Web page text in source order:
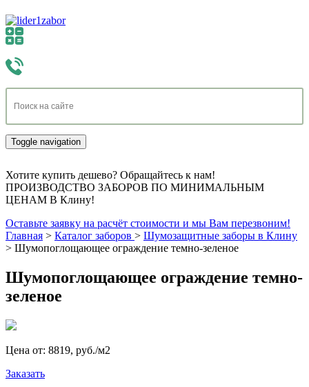
Toggle navigation
Хотите купить дешево? Обращайтесь к нам!
ПРОИЗВОДСТВО ЗАБОРОВ ПО МИНИМАЛЬНЫМ
ЦЕНАМ В Клину!
Оставьте заявку на расчёт стоимости и мы Вам перезвоним!
Главная > Каталог заборов > Шумозащитные заборы в Клину
> Шумопоглощающее ограждение темно-зеленое
Шумопоглощающее ограждение темно-
зеленое
Цена от: 8819, руб./м2
Заказать